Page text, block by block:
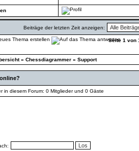
Beiträge der letzten Zeit anzeigen:
Seite 1 von
» Chessdiagrammer » Support
in diesem Forum: 0 Mitglieder und 0 Gäste